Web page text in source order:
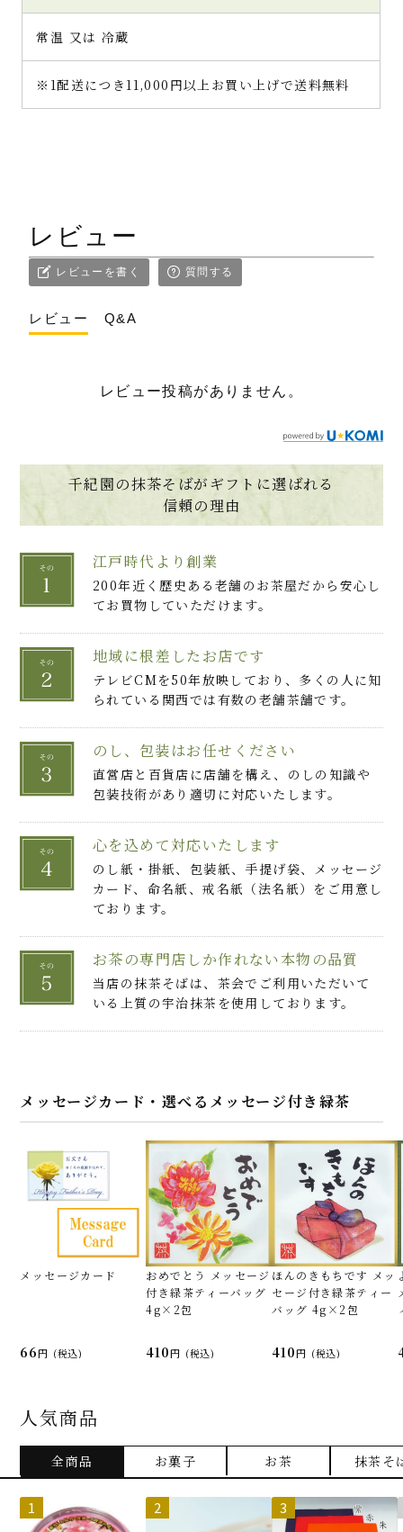
常温 又は 冷蔵
※1配送につき11,000円以上お買い上げで送料無料
レビュー
レビューを書く 質問する
レビュー Q&A
レビュー投稿がありません。
千紀園の抹茶そばがギフトに選ばれる
信頼の理由
江戸時代より創業
200年近く歴史ある老舗のお茶屋だから安心し
てお買物していただけます。
地域に根差したお店です
テレビCMを50年放映しており、多くの人に知
られている関西では有数の老舗茶舗です。
のし、包装はお任せください
直営店と百貨店に店舗を構え、のしの知識や
包装技術があり適切に対応いたします。
心を込めて対応いたします
のし紙・掛紙、包装紙、手提げ袋、メッセージ
カード、命名紙、戒名紙（法名紙）をご用意し
ております。
お茶の専門店しか作れない本物の品質
当店の抹茶そばは、茶会でご利用いただいて
いる上質の宇治抹茶を使用しております。
メッセージカード・選べるメッセージ付き緑茶
メッセージカード
66 (税込)
おめでとう メッセージ
付き緑茶ティーバッグ
4g×2包
410 (税込)
ほんのきもちです メッ
セージ付き緑茶ティー
バッグ 4g×2包
410 (税込)
人気商品
全商品 お菓子 お茶 抹茶そ